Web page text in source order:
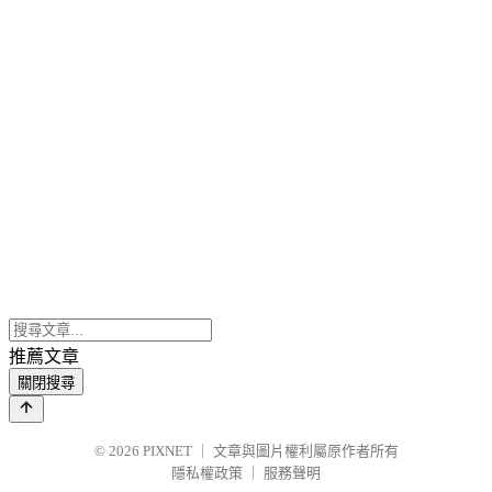
推薦文章
關閉搜尋
© 2026 PIXNET
文章與圖片權利屬原作者所有
隱私權政策
服務聲明